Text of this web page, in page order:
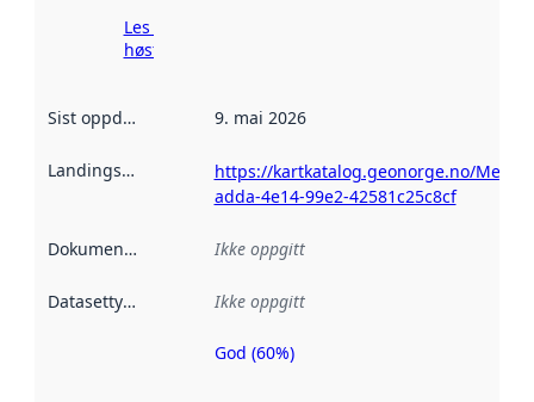
Les mer om
høsting her
Sist oppdatert 9. mai 2026
Landingsside
https://kartkatalog.geonorge.no/
adda-4e14-99e2-42581c25c8cf
Dokumentasjon Ikke oppgitt
Datasettype Ikke oppgitt
Metadatakvalitet
God (60%)